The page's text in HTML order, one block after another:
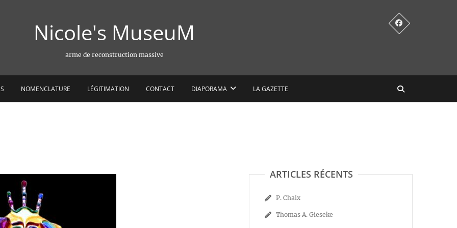
Nicole's MuseuM
arme de reconstruction massive
NOMENCLATURE LÉGITIMATION CONTACT DIAPORAMA LA GAZETTE
ARTICLES RÉCENTS
P. Chaix
Thomas A. Gieseke